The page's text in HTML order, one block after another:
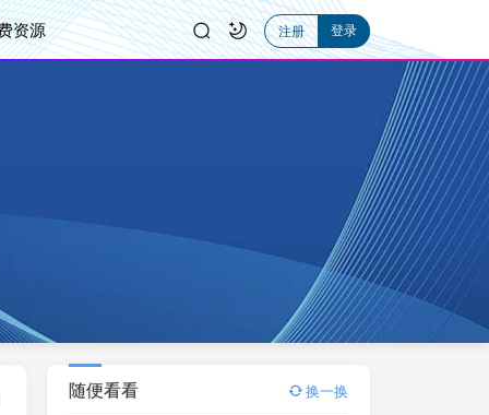
资源 注册 登录
随便看看 换一换